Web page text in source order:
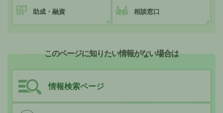
助成・融資 相談窓口
このページに知りたい情報がない場合は
情報検索ページ